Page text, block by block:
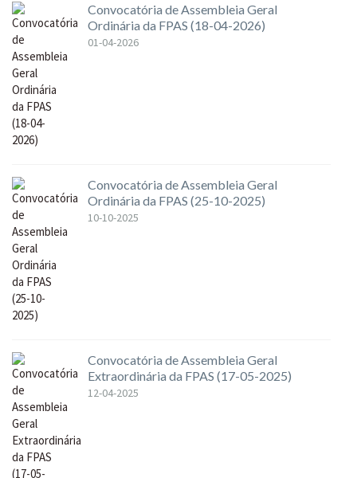
Convocatória de Assembleia Geral
Ordinária da FPAS (18-04-2026)
01-04-2026
Convocatória de Assembleia Geral
Ordinária da FPAS (25-10-2025)
10-10-2025
Convocatória de Assembleia Geral
Extraordinária da FPAS (17-05-2025)
12-04-2025